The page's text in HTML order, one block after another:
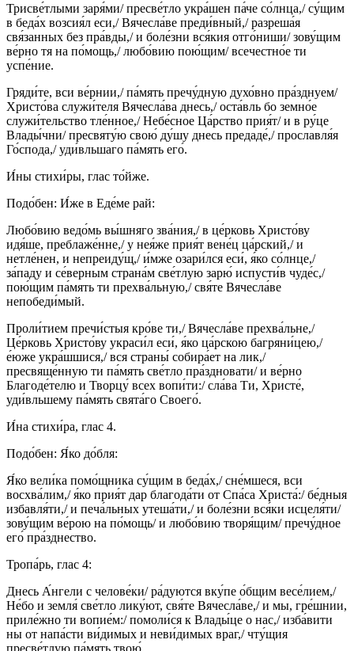
Трисве́тлыми заря́ми/ пресве́тло укра́шен па́че со́лнца,/ су́щим
в беда́х возсия́л еси,/ Вячесла́ве преди́вный,/ разреша́я
свя́занных без пра́вды,/ и боле́зни вся́кия отго́ниши/ зову́щим
ве́рно тя на по́мощь,/ любо́вию пою́щим/ всечестно́е ти
успе́ние.
Гряди́те, вси ве́рнии,/ па́мять пречу́дную духо́вно пра́зднуем/
Христо́ва служи́теля Вячесла́ва днесь,/ оста́вль бо земно́е
служи́тельство тле́нное,/ Небе́сное Ца́рство прия́т/ и в ру́це
Влады́чни/ пресвяту́ю свою́ ду́шу днесь предаде́,/ прославля́я
Го́спода,/ уди́вльшаго па́мять его́.
И́ны стихи́ры, глас то́йже.
Подо́бен: И́же в Еде́ме рай:
Любо́вию ведо́мь вы́шняго зва́ния,/ в це́рковь Христо́ву
идя́ше, преблаже́нне,/ у нея́же прия́т вене́ц ца́рский,/ и
нетле́нен, и непреиду́щ,/ и́мже озари́лся еси́, я́ко со́лнце,/
за́паду и се́верным страна́м све́тлую зарю́ испусти́в чуде́с,/
пою́щим па́мять ти прехва́льную,/ свя́те Вячесла́ве
непобеди́мый.
Проли́тием пречи́стыя кро́ве ти,/ Вячесла́ве прехва́льне,/
Це́рковь Христо́ву украси́л еси́, я́ко ца́рскою багряни́цею,/
е́юже укра́шшися,/ вся страны́ собира́ет на лик,/
пресвяще́нную ти па́мять све́тло пра́здновати/ и ве́рно
Благоде́телю и Творцу́ всех вопи́ти:/ сла́ва Ти, Христе́,
уди́вльшему па́мять свята́го Своего́.
И́на стихи́ра, глас 4.
Подо́бен: Я́ко до́бля:
Я́ко вели́ка помо́щника су́щим в беда́х,/ сне́мшеся, вси
восхва́лим,/ я́ко прия́т дар благода́ти от Спа́са Христа́:/ бе́дныя
избавля́ти,/ и печа́льных утеша́ти,/ и боле́зни вся́ки исцеля́ти/
зову́щим ве́рою на по́мощь/ и любо́вию творя́щим/ пречу́дное
его́ пра́зднество.
Тропа́рь, глас 4:
Днесь А́нгели с челове́ки/ ра́дуются вку́пе о́бщим весе́лием,/
Не́бо и земля́ све́тло лику́ют, свя́те Вячесла́ве,/ и мы, гре́шнии,
приле́жно ти вопие́м:/ помоли́ся к Влады́це о нас,/ изба́вити
ны от напа́сти ви́димых и неви́димых враг,/ чту́щия
пресве́тлую па́мять твою́.